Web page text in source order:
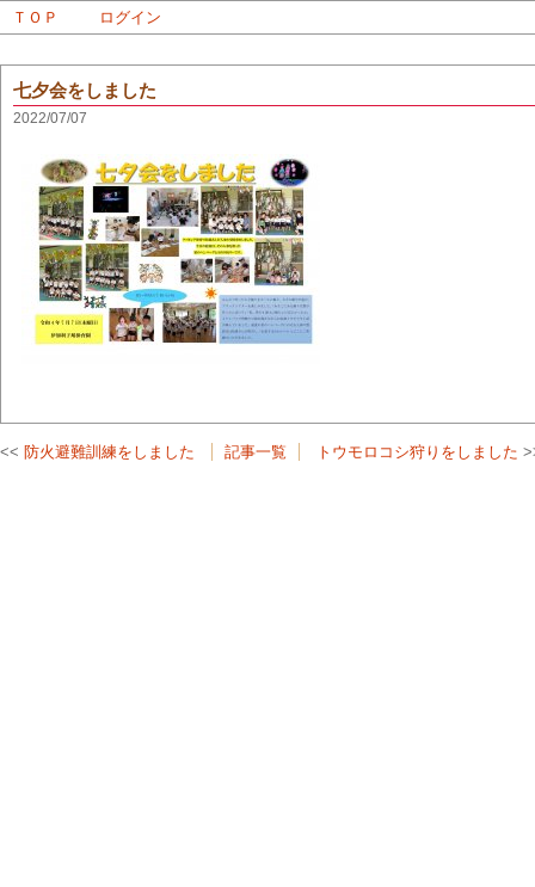
ＴＯＰ ログイン
七夕会をしました
2022/07/07
防火避難訓練をしました 記事一覧 トウモロコシ狩りをしました